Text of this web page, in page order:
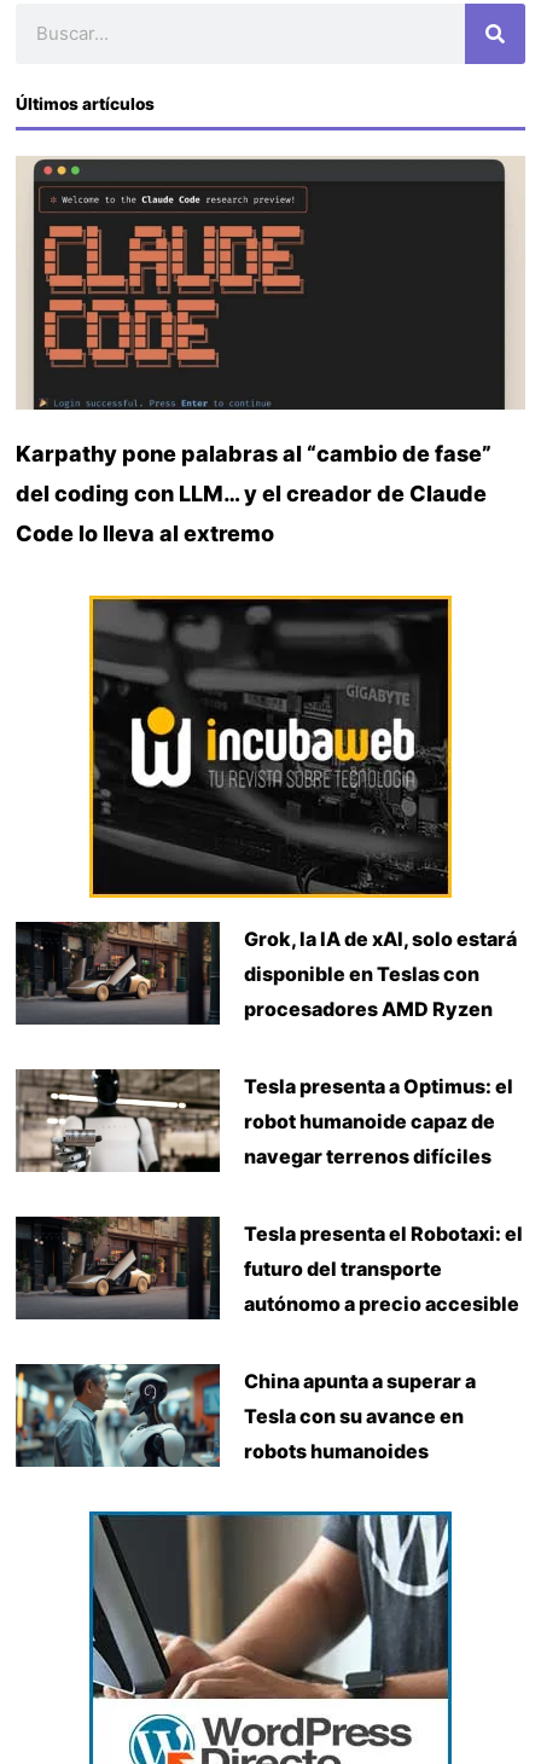
Últimos artículos
Karpathy pone palabras al “cambio de fase”
del coding con LLM… y el creador de Claude
Code lo lleva al extremo
Grok, la IA de xAI, solo estará
disponible en Teslas con
procesadores AMD Ryzen
Tesla presenta a Optimus: el
robot humanoide capaz de
navegar terrenos difíciles
Tesla presenta el Robotaxi: el
futuro del transporte
autónomo a precio accesible
China apunta a superar a
Tesla con su avance en
robots humanoides